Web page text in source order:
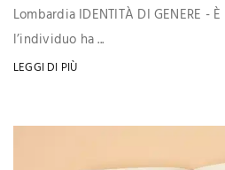
Lombardia IDENTITÀ DI GENERE
l’individuo ha ...
LEGGI DI PIÙ